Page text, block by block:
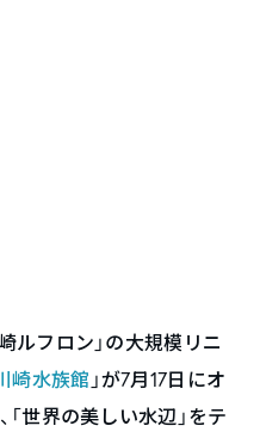
ルフロン」の大規模リニ
崎水族館 」が7月17日にオ
世界の美しい水辺」をテ